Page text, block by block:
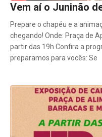
Vem aí o Juninão
Prepare o chapéu e a
chegando! Onde: Praça de
partir das 19h Confira a
preparamos para vocês: Se